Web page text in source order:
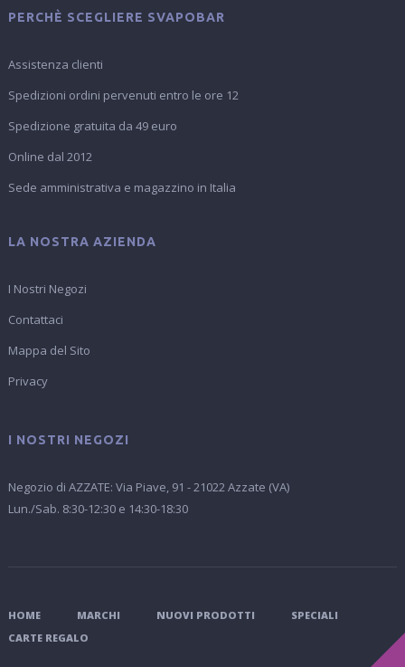
PERCHÈ SCEGLIERE SVAPOBAR
Assistenza clienti
Spedizioni ordini pervenuti entro le ore 12
Spedizione gratuita da 49 euro
Online dal 2012
Sede amministrativa e magazzino in Italia
LA NOSTRA AZIENDA
I Nostri Negozi
Contattaci
Mappa del Sito
Privacy
I NOSTRI NEGOZI
Negozio di AZZATE: Via Piave, 91 - 21022 Azzate (VA)
Lun./Sab. 8:30-12:30 e 14:30-18:30
HOME MARCHI NUOVI PRODOTTI
SPECIALI
CARTE REGALO